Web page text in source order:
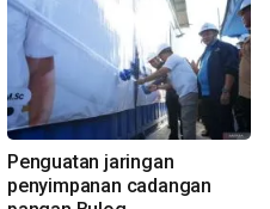
Penguatan jaringan
penyimpanan cadangan